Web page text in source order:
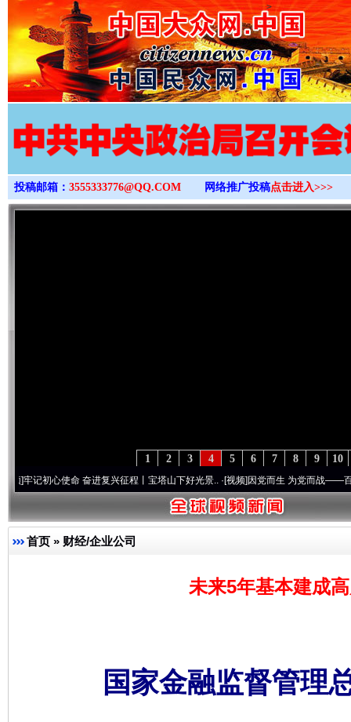
>
投稿邮箱： 3555333776@QQ.COM 网络推广投稿点击进入>>>
10
9
8
7
6
5
4
3
2
1
心使命 奋进复兴征程丨宝塔山下好光景..·[视频]因党而生 为党而战——百年“纪”事⑧
首页 » 财经/企业公司
未来5年基本建成
国家金融监督管理